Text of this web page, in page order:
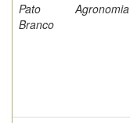
Pato
Branco
Agronomia